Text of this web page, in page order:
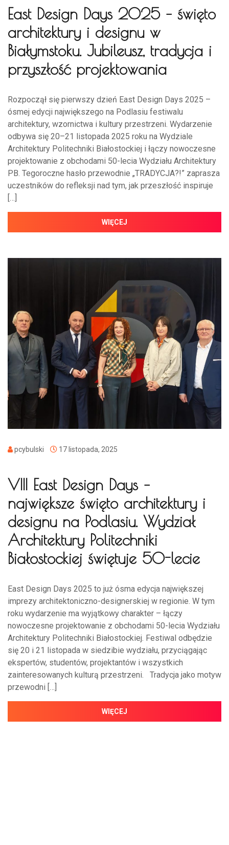
East Design Days 2025 – święto
architektury i designu w
Białymstoku. Jubileusz, tradycja i
przyszłość projektowania
Rozpoczął się pierwszy dzień East Design Days 2025 –
ósmej edycji największego na Podlasiu festiwalu
architektury, wzornictwa i kultury przestrzeni. Wydarzenie
odbywa się 20–21 listopada 2025 roku na Wydziale
Architektury Politechniki Białostockiej i łączy nowoczesne
projektowanie z obchodami 50-lecia Wydziału Architektury
PB. Tegoroczne hasło przewodnie „TRADYCJA?!” zaprasza
uczestników do refleksji nad tym, jak przeszłość inspiruje
[…]
WIĘCEJ
pcybulski 17 listopada, 2025
VIII East Design Days –
największe święto architektury i
designu na Podlasiu. Wydział
Architektury Politechniki
Białostockiej świętuje 50-lecie
East Design Days 2025 to już ósma edycja największej
imprezy architektoniczno-designerskiej w regionie. W tym
roku wydarzenie ma wyjątkowy charakter – łączy
nowoczesne projektowanie z obchodami 50-lecia Wydziału
Architektury Politechniki Białostockiej. Festiwal odbędzie
się 20 i 21 listopada w siedzibie wydziału, przyciągając
ekspertów, studentów, projektantów i wszystkich
zainteresowanych kulturą przestrzeni. Tradycja jako motyw
przewodni […]
WIĘCEJ